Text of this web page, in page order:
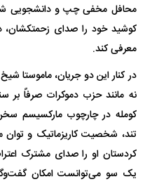
محافل مخفی چپ و دانشجویی شکل
کوشید خود را صدای زحمتکشان،
معرفی کند.
در کنار این دو جریان، ماموستا
نه مانند حزب دموکرات صرفاً بر
کومله در چارچوب مارکسیسم
تند، شخصیت کاریزماتیک و
کردستان او را صدای مشترک
یک سو می‌توانست امکان گفت‌و‌گو